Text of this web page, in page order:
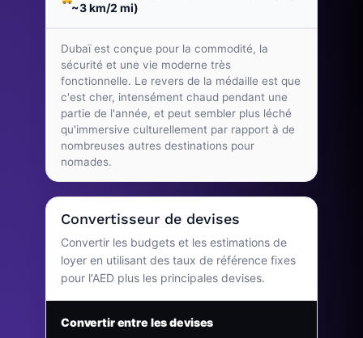
~3 km/2 mi)
Dubaï est conçue pour la commodité, la
sécurité et une vie moderne très
fonctionnelle. Le revers de la médaille est que
c'est cher, intensément chaud pendant une
partie de l'année, et peut sembler plus léché
qu'immersive culturellement par rapport à de
nombreuses autres destinations pour
nomades.
Convertisseur de devises
Convertir les budgets et les estimations de
loyer en utilisant des taux de référence fixes
pour l'AED plus les principales devises.
Convertir entre les devises